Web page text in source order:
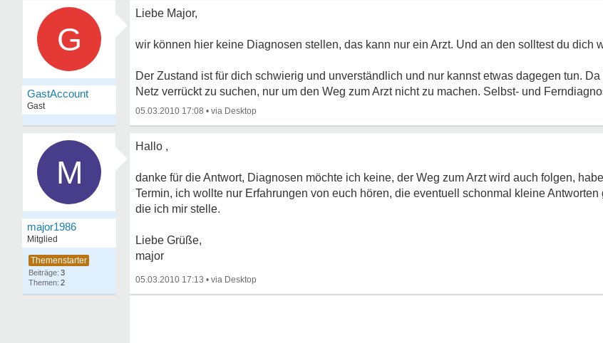
G
GastAccount
Gast
Liebe Major,
wir können hier keine Diagnosen stellen, das kann nur ein Arzt. Und an den solltest du dich
Der Zustand ist für dich schwierig und unverständlich und nur kannst etwas dagegen tun.
Netz verrückt zu suchen, nur um den Weg zum Arzt nicht zu machen. Selbst- und
05.03.2010 17:08 •
M
major1986
Mitglied
3
2
Hallo ,
danke für die Antwort, Diagnosen möchte ich keine, der Weg zum Arzt wird auch folgen,
Termin, ich wollte nur Erfahrungen von euch hören, die eventuell schonmal kleine
die ich mir stelle.
Liebe Grüße,
major
05.03.2010 17:13 •